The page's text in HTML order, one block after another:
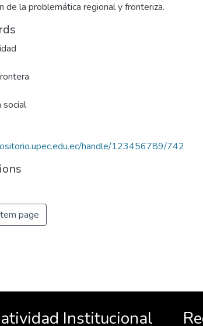
de la problemática regional y fronteriza.
social
handle/123456789/742
page
Institucional